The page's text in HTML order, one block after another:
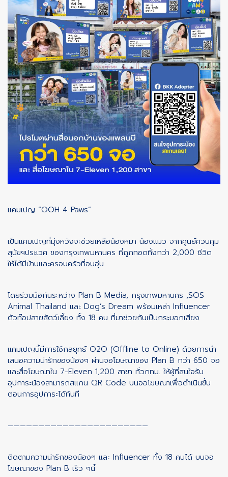
แคมเปญ “OOH 4 Paws”
เป็นแคมเปญที่มุ่งหวังจะช่วยเหลือน้องหมา น้องแมว จากศูนย์ควบคุม
สุนัขฯประเวศ ของกรุงเทพมหานคร ที่ถูกทอดทิ้งกว่า 2,000 ชีวิต
ให้ได้มีบ้านและครอบครัวที่อบอุ่น
โดยร่วมมือกันระหว่าง Plan B Media, กรุงเทพมหานคร ,SOS
Animal Thailand และ Dog’s Dream พร้อมเหล่า Influencer
ตัวท๊อปสายสัตว์เลี้ยง ทั้ง 18 คน ที่มาช่วยกันเป็นกระบอกเสียง
แคมเปญนี้มีการใช้กลยุทธ์ O2O (Offline to Online) ด้วยการนำ
เสนอความน่ารักของน้องๆ ผ่านจอโฆษณาของ Plan B กว่า 650 จอ
และสื่อโฆษณาใน 7-Eleven 1,200 สาขา ทั่วกทม. ให้ผู้ที่สนใจรับ
อุปการะน้องสามารถสแกน QR Code บนจอโฆษณาเพื่อดำเนินขั้น
ตอนการอุปการะได้ทันที
———————————————————————
ติดตามความน่ารักของน้องๆ และ Influencer ทั้ง 18 คนได้ บนจอ
โฆษณาของ Plan B เร็ว ๆนี้